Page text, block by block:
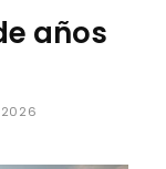
años